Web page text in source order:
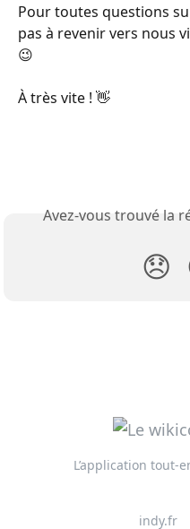
Pour toutes questions
pas à revenir vers nous
😉
À très vite ! 👋
Avez-vous trouvé la
😞
L’application tout-
indy.fr